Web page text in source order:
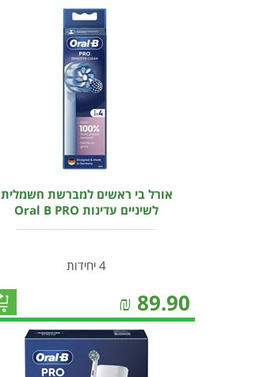
אורל בי ראשים למברשת חשמלית
לשיניים עדינות Oral B PRO
4 יחידות
89.90
₪